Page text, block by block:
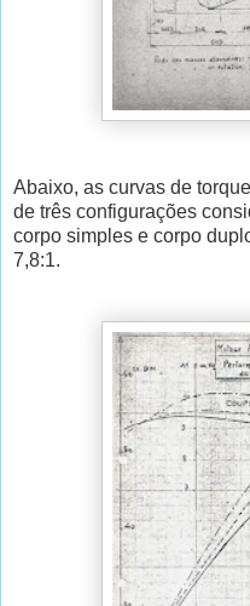
Abaixo, as curvas de
de três configurações
corpo simples e corpo
7,8:1.